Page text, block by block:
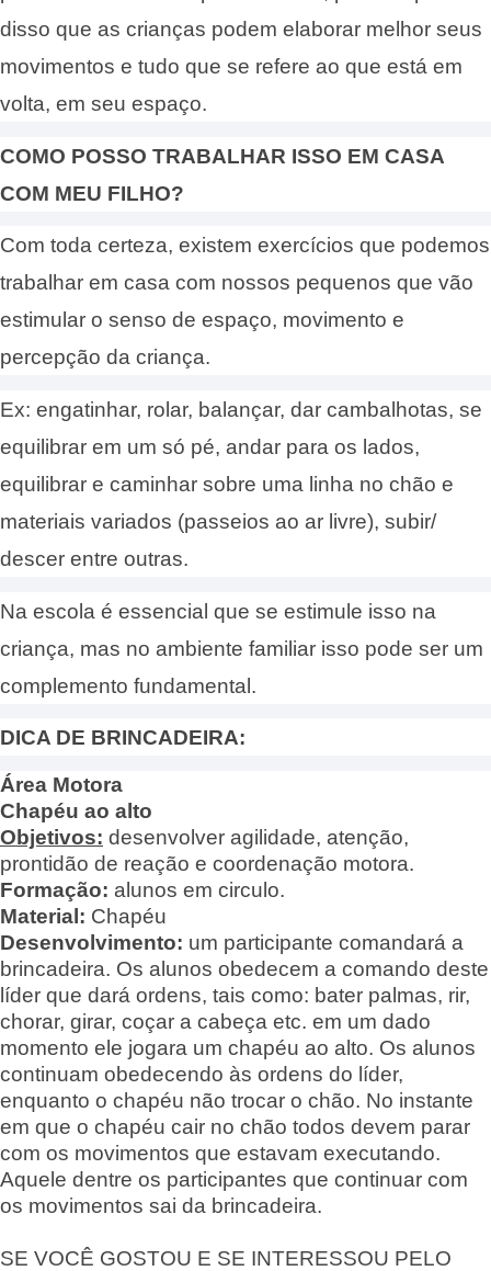
disso que as crianças podem elaborar melhor seus
movimentos e tudo que se refere ao que está em
volta, em seu espaço.
COMO POSSO TRABALHAR ISSO EM CASA
COM MEU FILHO?
Com toda certeza, existem exercícios que podemos
trabalhar em casa com nossos pequenos que vão
estimular o senso de espaço, movimento e
percepção da criança.
Ex: engatinhar, rolar, balançar, dar cambalhotas, se
equilibrar em um só pé, andar para os lados,
equilibrar e caminhar sobre uma linha no chão e
materiais variados (passeios ao ar livre), subir/
descer entre outras.
Na escola é essencial que se estimule isso na
criança, mas no ambiente familiar isso pode ser um
complemento fundamental.
DICA DE BRINCADEIRA:
Área Motora
Chapéu ao alto
Objetivos: desenvolver agilidade, atenção,
prontidão de reação e coordenação motora.
Formação: alunos em circulo.
Material: Chapéu
Desenvolvimento: um participante comandará a
brincadeira. Os alunos obedecem a comando deste
líder que dará ordens, tais como: bater palmas, rir,
chorar, girar, coçar a cabeça etc. em um dado
momento ele jogara um chapéu ao alto. Os alunos
continuam obedecendo às ordens do líder,
enquanto o chapéu não trocar o chão. No instante
em que o chapéu cair no chão todos devem parar
com os movimentos que estavam executando.
Aquele dentre os participantes que continuar com
os movimentos sai da brincadeira.
SE VOCÊ GOSTOU E SE INTERESSOU PELO